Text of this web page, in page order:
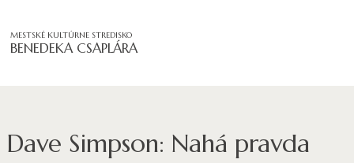
MESTSKÉ KULTÚRNE STREDISKO
BENEDEKA CSAPLÁRA
Dave Simpson: Nahá pravda